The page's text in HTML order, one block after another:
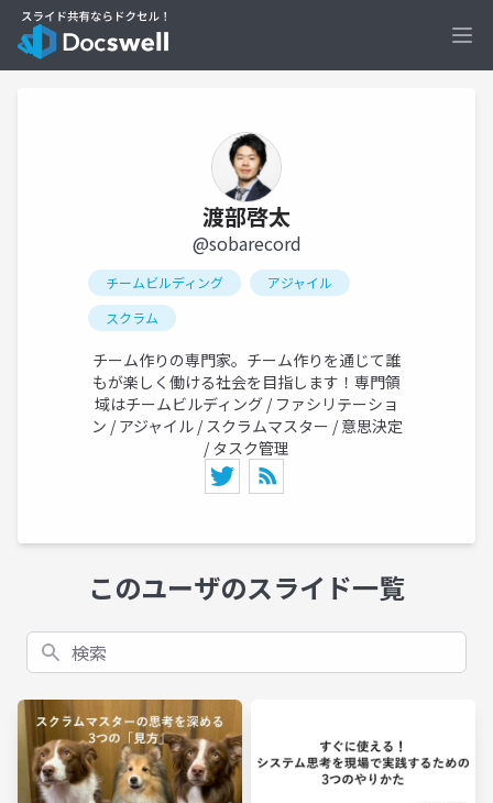
渡部啓太
@sobarecord
チームビルディング
アジャイル
スクラム
チーム作りの専門家。チーム作りを通じて誰
もが楽しく働ける社会を目指します！専門領
域はチームビルディング / ファシリテーショ
ン / アジャイル / スクラムマスター / 意思決定
/ タスク管理
このユーザのスライド一覧
検索